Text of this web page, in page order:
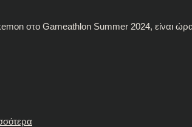
στο Gameathlon Summer 2024, είναι